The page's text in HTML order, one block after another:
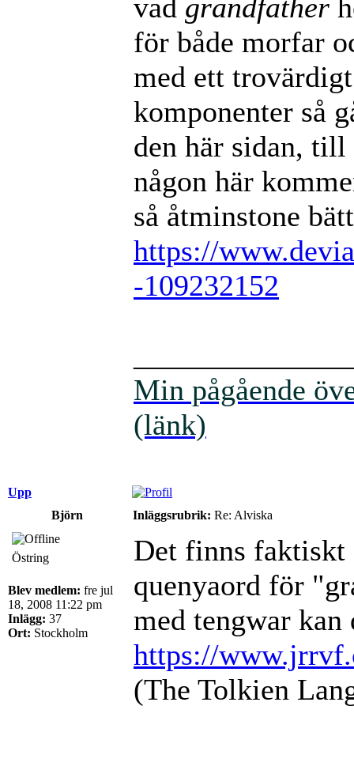
vad grandfather
för både morfar
med ett
komponenter så
den här sidan,
någon här
så åtminstone
https://
-109232152
Min pågående
(länk)
Upp
Björn
Inläggsrubrik: Re: Alviska
Östring
Blev medlem: fre jul
18, 2008 11:22 pm
Inlägg: 37
Ort: Stockholm
Det finns faktiskt
quenyaord för
med tengwar kan
https://
(The Tolkien